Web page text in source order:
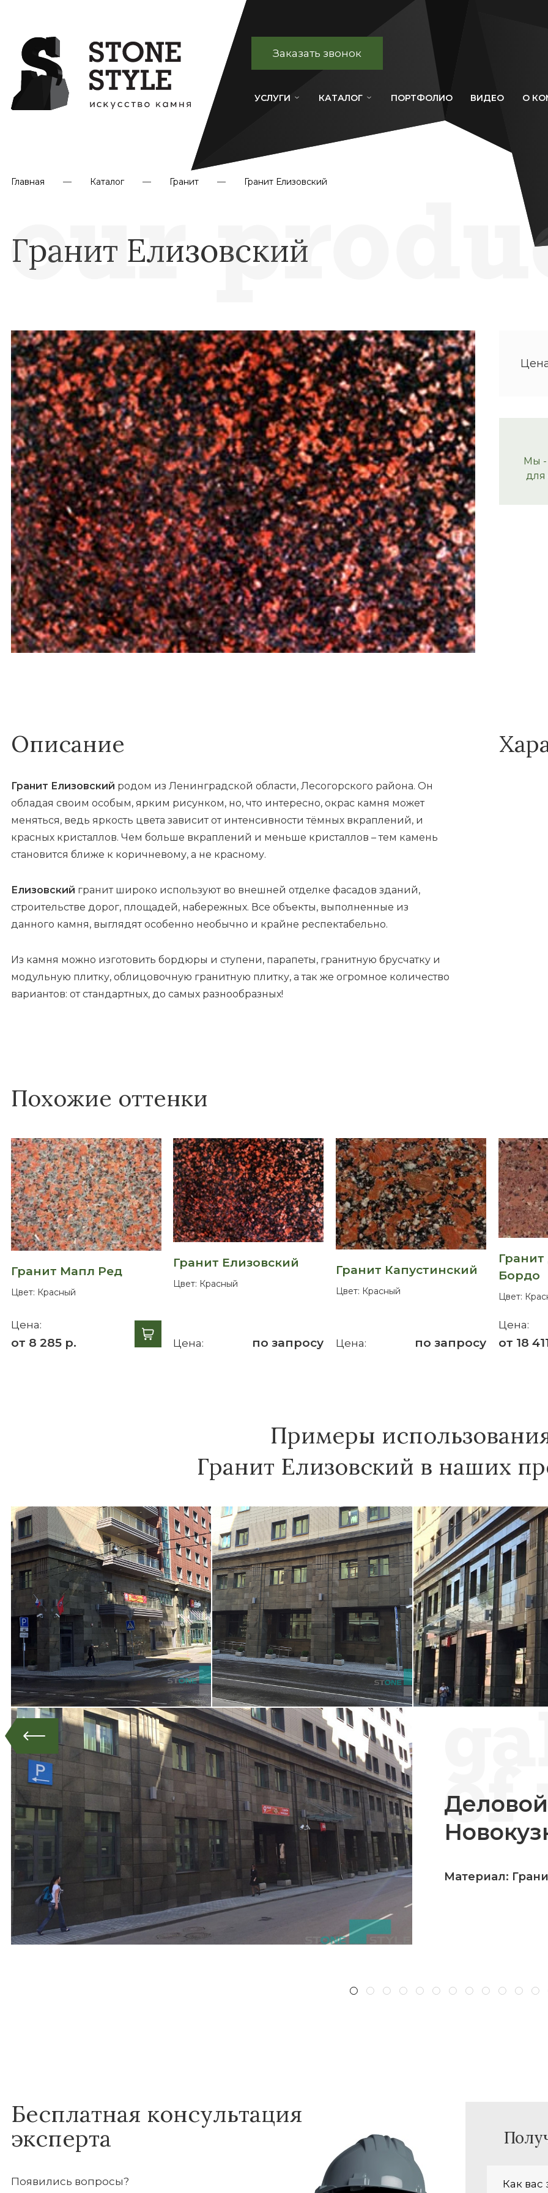
Заказать звонок
УСЛУГИ КАТАЛОГ ПОРТФОЛИО ВИДЕО О
Главная Каталог Гранит Гранит Елизовский
Гранит Елизовский
Мы -
для
Описание
Гранит Елизовский родом из Ленинградской области, Лесогорского района. Он
обладая своим особым, ярким рисунком, но, что интересно, окрас камня может
меняться, ведь яркость цвета зависит от интенсивности тёмных вкраплений, и
красных кристаллов. Чем больше вкраплений и меньше кристаллов – тем камень
становится ближе к коричневому, а не красному.
Елизовский гранит широко используют во внешней отделке фасадов зданий,
строительстве дорог, площадей, набережных. Все объекты, выполненные из
данного камня, выглядят особенно необычно и крайне респектабельно.
Из камня можно изготовить бордюры и ступени, парапеты, гранитную брусчатку и
модульную плитку, облицовочную гранитную плитку, а так же огромное количество
вариантов: от стандартных, до самых разнообразных!
Похожие оттенки
Гранит Мапл Ред
Цвет: Красный
Цена:
от 8 285 р.
Гранит Елизовский
Цвет: Красный
Цена: по запросу
Гранит Капустинский
Цвет: Красный
Цена: по запросу
Бордо
Цвет:
Цена:
от 18
Примеры
Гранит Елизовский в наших
Материал:
Бесплатная консультация
эксперта
Появились вопросы?